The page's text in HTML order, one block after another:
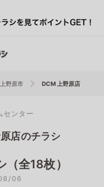
上野原市 DCM 上野原店
センター
店のチラシ
全18枚）
06